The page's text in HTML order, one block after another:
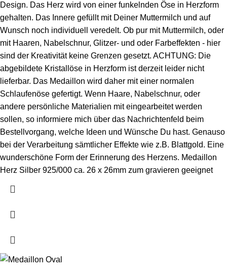
Design. Das Herz wird von einer funkelnden Öse in Herzform
gehalten. Das Innere gefüllt mit Deiner Muttermilch und auf
Wunsch noch individuell veredelt. Ob pur mit Muttermilch, oder
mit Haaren, Nabelschnur, Glitzer- und oder Farbeffekten - hier
sind der Kreativität keine Grenzen gesetzt. ACHTUNG: Die
abgebildete Kristallöse in Herzform ist derzeit leider nicht
lieferbar. Das Medaillon wird daher mit einer normalen
Schlaufenöse gefertigt. Wenn Haare, Nabelschnur, oder
andere persönliche Materialien mit eingearbeitet werden
sollen, so informiere mich über das Nachrichtenfeld beim
Bestellvorgang, welche Ideen und Wünsche Du hast. Genauso
bei der Verarbeitung sämtlicher Effekte wie z.B. Blattgold. Eine
wunderschöne Form der Erinnerung des Herzens. Medaillon
Herz Silber 925/000 ca. 26 x 26mm zum gravieren geeignet